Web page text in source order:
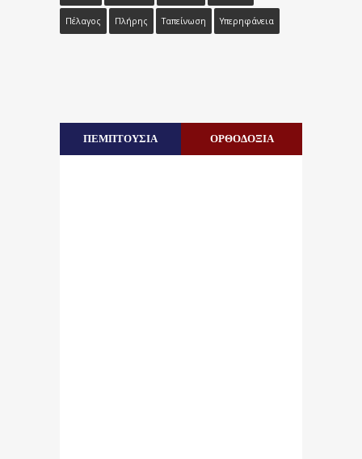
Πέλαγος Πλήρης Ταπείνωση Υπερηφάνεια
ΠΕΜΠΤΟΥΣΙΑ ΟΡΘΟΔΟΞΙΑ